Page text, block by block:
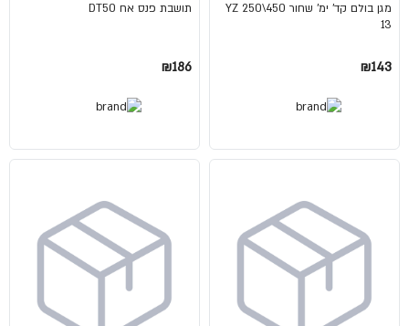
מגן בולם קד' ימ' שחור YZ 250\450
13
₪143
תושבת פנס אח DT50
₪186